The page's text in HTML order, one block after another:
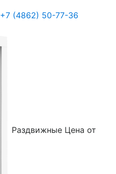
+7 (4862) 50-77-36
Раздвижные Цена от